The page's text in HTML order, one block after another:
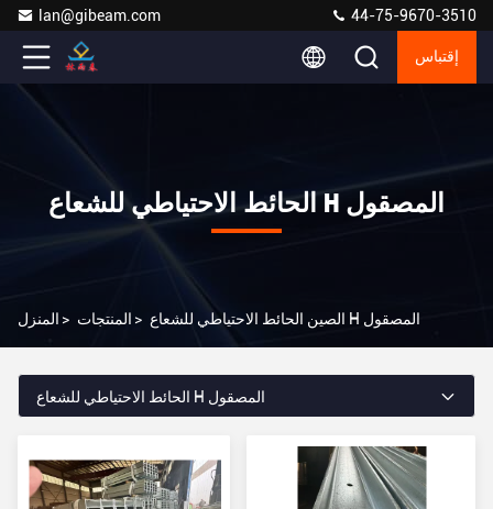
lan@gibeam.com 44-75-9670-3510
إقتباس
الحائط الاحتياطي للشعاع H المصقول
المنزل > المنتجات > الصين الحائط الاحتياطي للشعاع H المصقول
الحائط الاحتياطي للشعاع H المصقول